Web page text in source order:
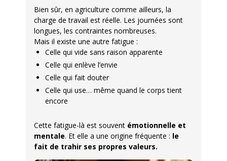
Bien sûr, en agriculture comme ailleurs, la
charge de travail est réelle. Les journées sont
longues, les contraintes nombreuses.
Mais il existe une autre fatigue :
Celle qui vide sans raison apparente
Celle qui enlève l’envie
Celle qui fait douter
Celle qui use… même quand le corps tient
encore
Cette fatigue-là est souvent émotionnelle et
mentale. Et elle a une origine fréquente : le
fait de trahir ses propres valeurs.